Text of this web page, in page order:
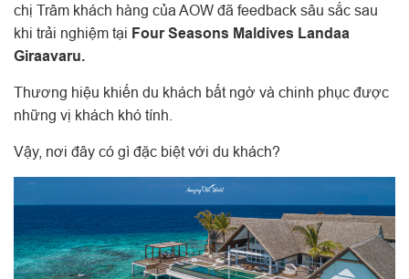
chị Trâm khách hàng của AOW đã feedback sâu sắc sau
khi trải nghiệm tại Four Seasons Maldives Landaa
Giraavaru.
Thương hiệu khiến du khách bất ngờ và chinh phục được
những vị khách khó tính.
Vậy, nơi đây có gì đặc biệt với du khách?